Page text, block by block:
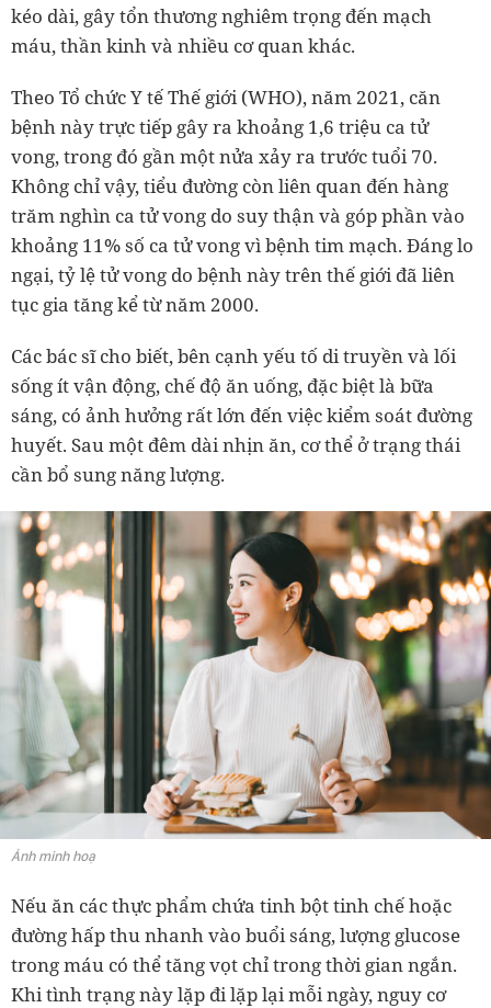
kéo dài, gây tổn thương nghiêm trọng đến mạch
máu, thần kinh và nhiều cơ quan khác.
Theo Tổ chức Y tế Thế giới (WHO), năm 2021, căn
bệnh này trực tiếp gây ra khoảng 1,6 triệu ca tử
vong, trong đó gần một nửa xảy ra trước tuổi 70.
Không chỉ vậy, tiểu đường còn liên quan đến hàng
trăm nghìn ca tử vong do suy thận và góp phần vào
khoảng 11% số ca tử vong vì bệnh tim mạch. Đáng lo
ngại, tỷ lệ tử vong do bệnh này trên thế giới đã liên
tục gia tăng kể từ năm 2000.
Các bác sĩ cho biết, bên cạnh yếu tố di truyền và lối
sống ít vận động, chế độ ăn uống, đặc biệt là bữa
sáng, có ảnh hưởng rất lớn đến việc kiểm soát đường
huyết. Sau một đêm dài nhịn ăn, cơ thể ở trạng thái
cần bổ sung năng lượng.
Ảnh minh hoạ
Nếu ăn các thực phẩm chứa tinh bột tinh chế hoặc
đường hấp thu nhanh vào buổi sáng, lượng glucose
trong máu có thể tăng vọt chỉ trong thời gian ngắn.
Khi tình trạng này lặp đi lặp lại mỗi ngày, nguy cơ